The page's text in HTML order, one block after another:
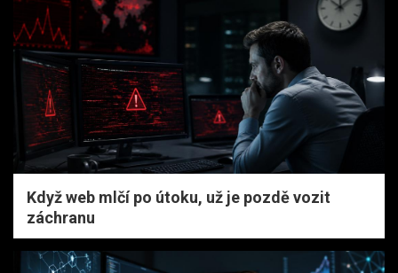
Když web mlčí po útoku, už je pozdě vozit
záchranu